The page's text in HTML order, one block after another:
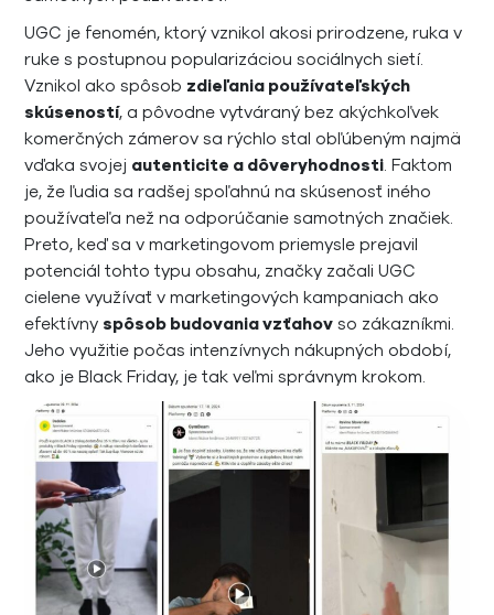
UGC je fenomén, ktorý vznikol akosi prirodzene, ruka v
ruke s postupnou popularizáciou sociálnych sietí.
Vznikol ako spôsob zdieľania používateľských
skúseností, a pôvodne vytváraný bez akýchkoľvek
komerčných zámerov sa rýchlo stal obľúbeným najmä
vďaka svojej autenticite a dôveryhodnosti. Faktom
je, že ľudia sa radšej spoľahnú na skúsenosť iného
používateľa než na odporúčanie samotných značiek.
Preto, keď sa v marketingovom priemysle prejavil
potenciál tohto typu obsahu, značky začali UGC
cielene využívať v marketingových kampaniach ako
efektívny spôsob budovania vzťahov so zákazníkmi.
Jeho využitie počas intenzívnych nákupných období,
ako je Black Friday, je tak veľmi správnym krokom.